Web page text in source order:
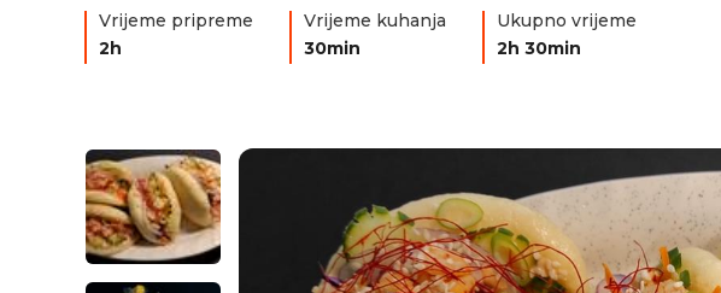
Vrijeme pripreme
2h
Vrijeme kuhanja
30min
Ukupno vrijeme
2h 30min